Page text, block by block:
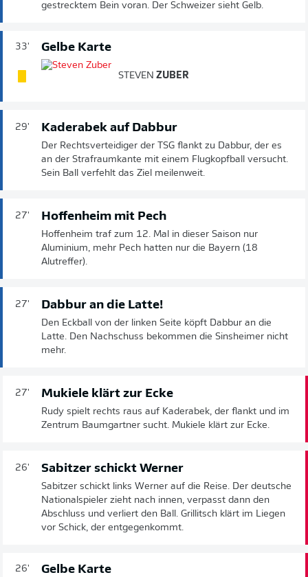
gestrecktem Bein voran. Der Schweizer sieht Gelb.
33' Gelbe Karte
STEVEN ZUBER
29' Kaderabek auf Dabbur
Der Rechtsverteidiger der TSG flankt zu Dabbur, der es
an der Strafraumkante mit einem Flugkopfball versucht.
Sein Ball verfehlt das Ziel meilenweit.
27' Hoffenheim mit Pech
Hoffenheim traf zum 12. Mal in dieser Saison nur
Aluminium, mehr Pech hatten nur die Bayern (18
Alutreffer).
27' Dabbur an die Latte!
Den Eckball von der linken Seite köpft Dabbur an die
Latte. Den Nachschuss bekommen die Sinsheimer nicht
mehr.
27' Mukiele klärt zur Ecke
Rudy spielt rechts raus auf Kaderabek, der flankt und im
Zentrum Baumgartner sucht. Mukiele klärt zur Ecke.
26' Sabitzer schickt Werner
Sabitzer schickt links Werner auf die Reise. Der deutsche
Nationalspieler zieht nach innen, verpasst dann den
Abschluss und verliert den Ball. Grillitsch klärt im Liegen
vor Schick, der entgegenkommt.
26' Gelbe Karte